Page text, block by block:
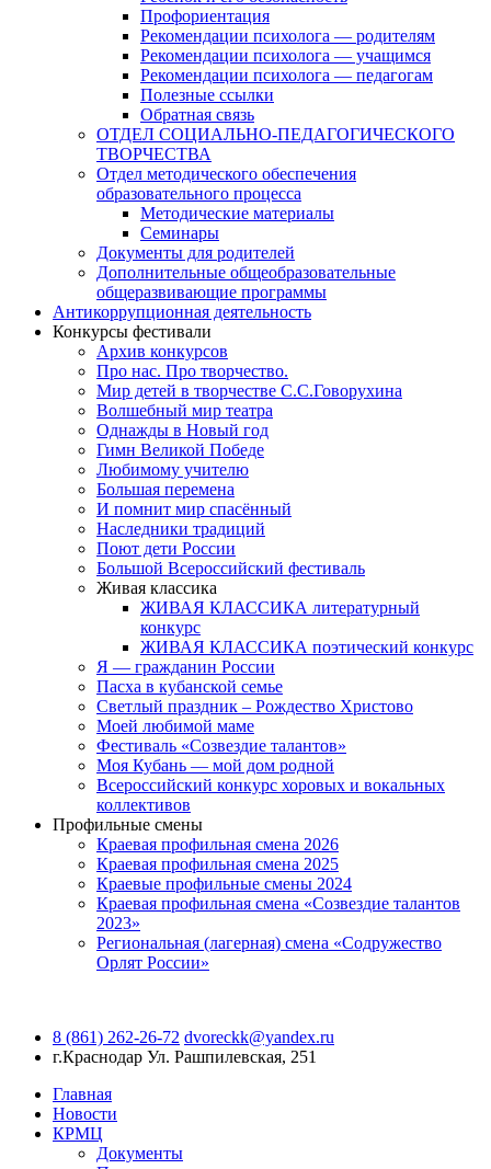
Профориентация
Рекомендации психолога — родителям
Рекомендации психолога — учащимся
Рекомендации психолога — педагогам
Полезные ссылки
Обратная связь
ОТДЕЛ СОЦИАЛЬНО-ПЕДАГОГИЧЕСКОГО
ТВОРЧЕСТВА
Отдел методического обеспечения
образовательного процесса
Методические материалы
Семинары
Документы для родителей
Дополнительные общеобразовательные
общеразвивающие программы
Антикоррупционная деятельность
Конкурсы фестивали
Архив конкурсов
Про нас. Про творчество.
Мир детей в творчестве С.С.Говорухина
Волшебный мир театра
Однажды в Новый год
Гимн Великой Победе
Любимому учителю
Большая перемена
И помнит мир спасённый
Наследники традиций
Поют дети России
Большой Всероссийский фестиваль
Живая классика
ЖИВАЯ КЛАССИКА литературный
конкурс
ЖИВАЯ КЛАССИКА поэтический конкурс
Я — гражданин России
Пасха в кубанской семье
Светлый праздник – Рождество Христово
Моей любимой маме
Фестиваль «Созвездие талантов»
Моя Кубань — мой дом родной
Всероссийский конкурс хоровых и вокальных
коллективов
Профильные смены
Краевая профильная смена 2026
Краевая профильная смена 2025
Краевые профильные смены 2024
Краевая профильная смена «Созвездие талантов
2023»
Региональная (лагерная) смена «Содружество
Орлят России»
8 (861) 262-26-72 dvoreckk@yandex.ru
г.Краснодар Ул. Рашпилевская, 251
Главная
Новости
КРМЦ
Документы